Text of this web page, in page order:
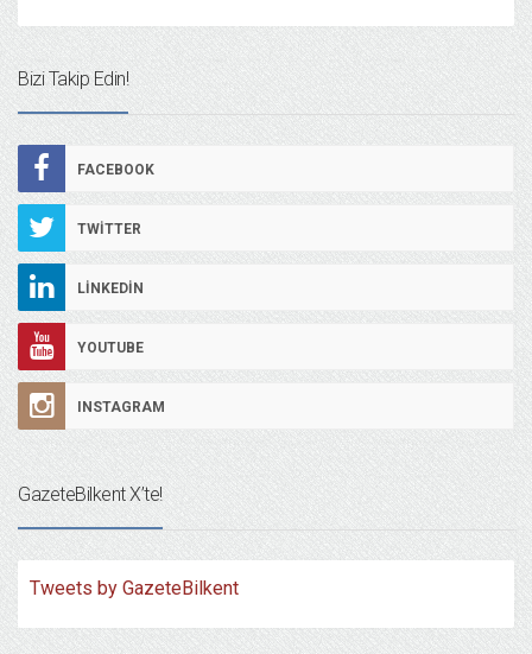
Bizi Takip Edin!
FACEBOOK
TWITTER
LINKEDIN
YOUTUBE
INSTAGRAM
GazeteBilkent X’te!
Tweets by GazeteBilkent